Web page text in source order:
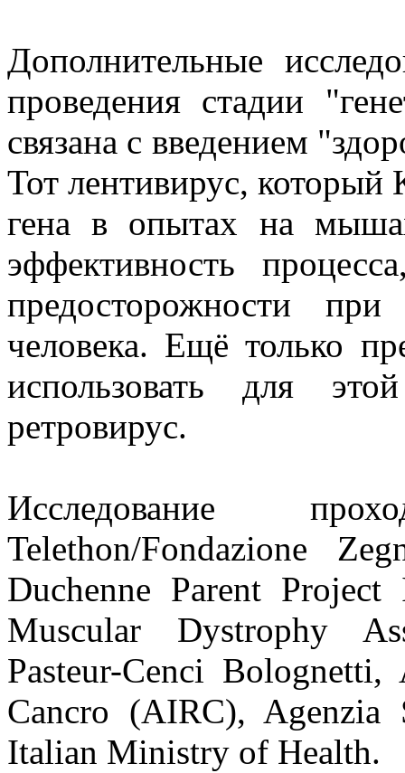
Дополнительные
проведения стадии
связана с введением
Тот лентивирус, который
гена в опытах на
эффективность
предосторожности
человека. Ещё только
использовать для
ретровирус.
Исследование
Telethon/Fondazione
Duchenne Parent
Muscular Dystrophy
Pasteur-Cenci
Cancro (AIRC),
Italian Ministry of Health.